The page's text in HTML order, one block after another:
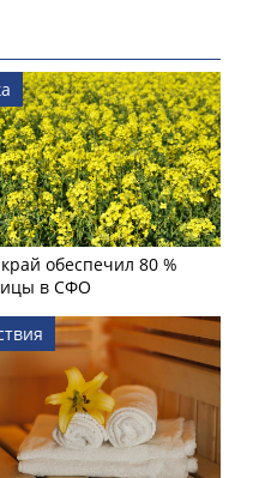
обеспечил 80 %
в СФО